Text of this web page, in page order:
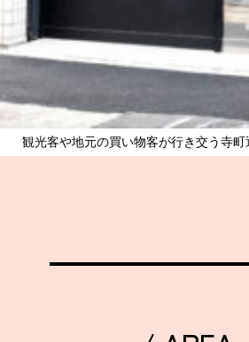
観光客や地元の買い物客が行き交う寺町